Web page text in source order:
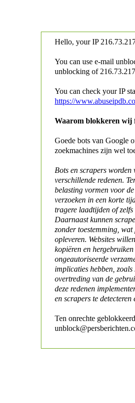
Hello, your IP
You can use e-mail
unblocking of
You can check your IP
https://
Waarom blokkeren wij
Goede bots van Google
zoekmachines zijn wel
Bots en scrapers worden
verschillende redenen.
belasting vormen voor
verzoeken in een korte
tragere laadtijden of
Daarnaast kunnen
zonder toestemming,
opleveren. Websites
kopiëren en
ongeautoriseerde
implicaties hebben,
overtreding van de
deze redenen
en scrapers te detecteren
Ten onrechte